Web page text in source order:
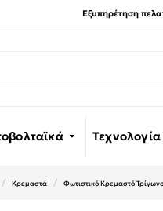
Εξυπηρέτηση
Τεχνολογία
Κρεμαστά Φωτιστικό Κρεμαστό